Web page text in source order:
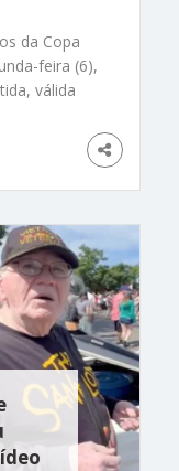
da Copa
feira (6),
válida
os
final. A
sexta-
do
uma
Raphael
Folarin
e